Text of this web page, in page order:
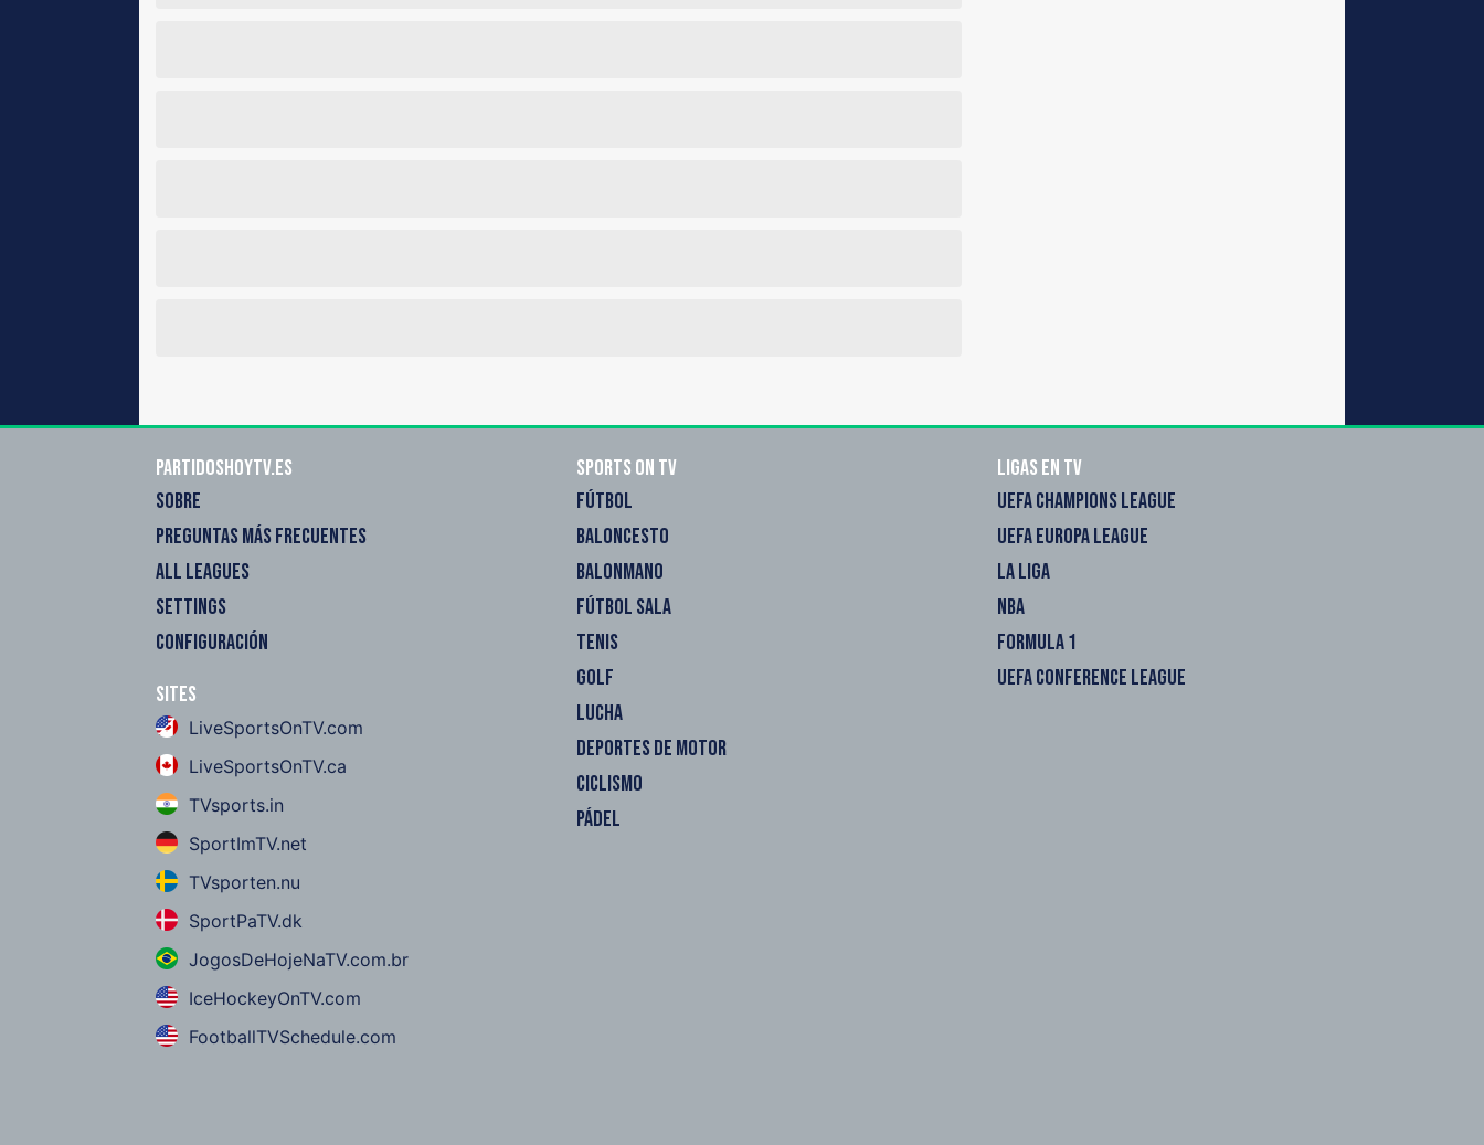
Partidoshoytv.es
SOBRE
PREGUNTAS MÁS FRECUENTES
ALL LEAGUES
SETTINGS
CONFIGURACIÓN
Sites
LiveSportsOnTV.com
LiveSportsOnTV.ca
TVsports.in
SportImTV.net
TVsporten.nu
SportPaTV.dk
JogosDeHojeNaTV.com.br
IceHockeyOnTV.com
FootballTVSchedule.com
Sports on TV
FÚTBOL
BALONCESTO
BALONMANO
FÚTBOL SALA
TENIS
GOLF
LUCHA
DEPORTES DE MOTOR
CICLISMO
PÁDEL
Ligas en TV
UEFA CHAMPIONS LEAGUE
UEFA EUROPA LEAGUE
LA LIGA
NBA
FORMULA 1
UEFA CONFERENCE LEAGUE